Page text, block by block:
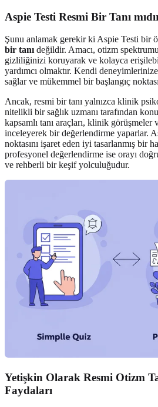
Aspie Testi Resmi Bir Tanı
Şunu anlamak gerekir ki Aspie Testi bir
bir tanıdeğildir. Amacı, otizm
gizliliğinizi koruyarak ve kolayca
yardımcı olmaktır. Kendi
sağlar ve mükemmel bir başlangıç
Ancak, resmi bir tanı yalnızca klinik
nitelikli bir sağlık uzmanı tarafından
kapsamlı tanı araçları, klinik
inceleyerek bir değerlendirme yaparlar.
noktasını işaret eden iyi tasarlanmış bir
profesyonel değerlendirme ise orayı
ve rehberli bir keşif yolculuğudur.
Yetişkin Olarak Resmi Otizm
Faydaları